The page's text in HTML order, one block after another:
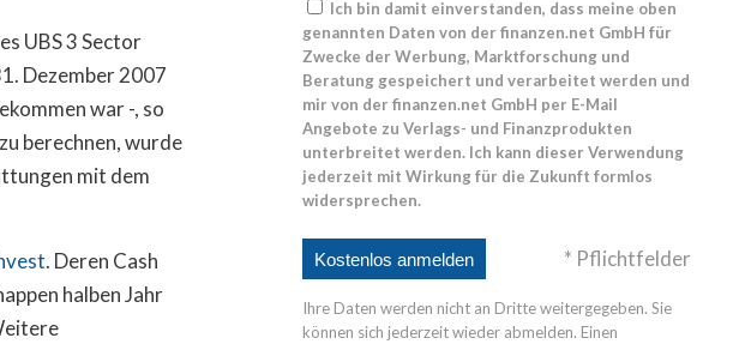
UBS 3 Sector
Dezember 2007
war -, so
berechnen, wurde
mit dem
. Deren Cash
halben Jahr
Ich bin damit einverstanden, dass meine oben
genannten Daten von der finanzen.net GmbH für
Zwecke der Werbung, Marktforschung und
Beratung gespeichert und verarbeitet werden und
mir von der finanzen.net GmbH per E-Mail
Angebote zu Verlags- und Finanzprodukten
unterbreitet werden. Ich kann dieser Verwendung
jederzeit mit Wirkung für die Zukunft formlos
widersprechen.
* Pflichtfelder
Ihre Daten werden nicht an Dritte weitergegeben. Sie
können sich jederzeit wieder abmelden. Einen